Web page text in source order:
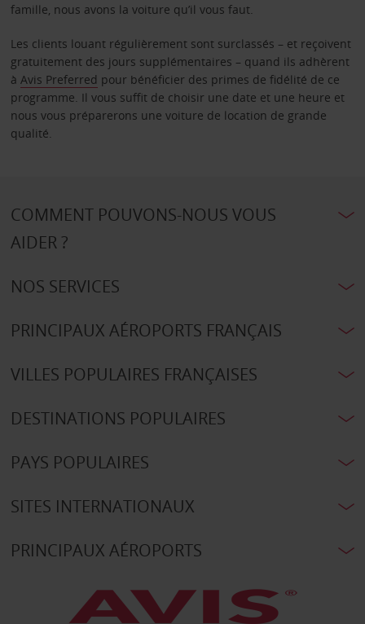
famille, nous avons la voiture qu’il vous faut.
Les clients louant régulièrement sont surclassés – et reçoivent
gratuitement des jours supplémentaires – quand ils adhèrent
à Avis Preferred pour bénéficier des primes de fidélité de ce
programme. Il vous suffit de choisir une date et une heure et
nous vous préparerons une voiture de location de grande
qualité.
COMMENT POUVONS-NOUS VOUS
AIDER ?
NOS SERVICES
PRINCIPAUX AÉROPORTS FRANÇAIS
VILLES POPULAIRES FRANÇAISES
DESTINATIONS POPULAIRES
PAYS POPULAIRES
SITES INTERNATIONAUX
PRINCIPAUX AÉROPORTS